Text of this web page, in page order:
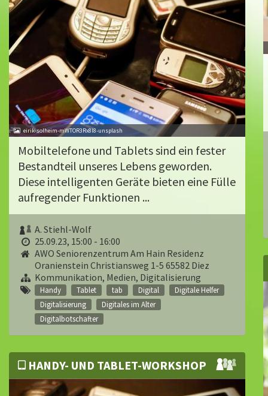
eirik-solheim-mWTOR3Rx8l8-unsplash
Mobiltelefone und Tablets sind ein fester
Bestandteil unseres Lebens geworden.
Diese intelligenten Geräte bieten eine Fülle
aufregender Funktionen ...
A. Stiehl-Wolf
25.09.23, 15:00 - 16:00
AWO Seniorenzentrum Am Hain Residenz
Oranienstein Christiansweg 1-5 65582 Diez
Kommunikation, Medien, Digitalisierung
Handy Tablet tab Digital
Digitale Helfer
Digitalisierung
Digitales im Alter
Digitalbotschafter
HANDY- UND TABLET-WORKSHOP